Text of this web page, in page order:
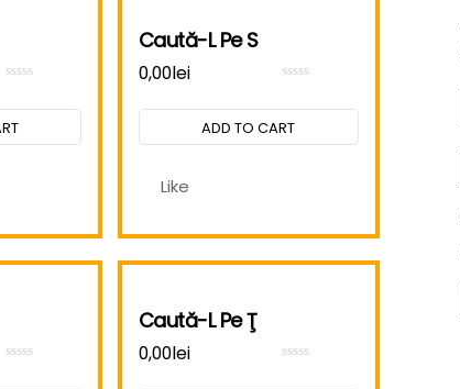
of
5
Caută-L Pe S
of
5
0,00lei
ADD TO CART
Like
Caută-L Pe Ţ
0,00lei